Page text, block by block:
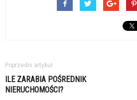
Poprzedni artykuł
ILE ZARABIA POŚREDNIK
NIERUCHOMOŚCI?